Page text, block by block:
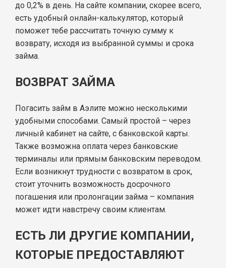
до 0,2% в день. На сайте компании, скорее всего,
есть удобный онлайн-калькулятор, который
поможет тебе рассчитать точную сумму к
возврату, исходя из выбранной суммы и срока
займа.
ВОЗВРАТ ЗАЙМА
Погасить займ в Аэлите можно несколькими
удобными способами. Самый простой – через
личный кабинет на сайте, с банковской карты.
Также возможна оплата через банковские
терминалы или прямым банковским переводом.
Если возникнут трудности с возвратом в срок,
стоит уточнить возможность досрочного
погашения или пролонгации займа – компания
может идти навстречу своим клиентам.
ЕСТЬ ЛИ ДРУГИЕ КОМПАНИИ,
КОТОРЫЕ ПРЕДОСТАВЛЯЮТ